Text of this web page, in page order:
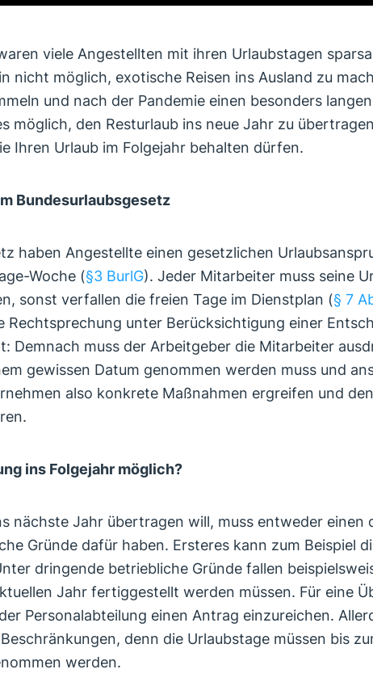
viele Angestellten mit ihren Urlaubstagen
nicht möglich, exotische Reisen ins Ausland zu
und nach der Pandemie einen besonders
möglich, den Resturlaub ins neue Jahr zu
Ihren Urlaub im Folgejahr behalten dürfen.
Bundesurlaubsgesetz
haben Angestellte einen gesetzlichen
Woche (§3 BurlG). Jeder Mitarbeiter muss seine
sonst verfallen die freien Tage im Dienstplan (§ 7
Rechtsprechung unter Berücksichtigung einer
Demnach muss der Arbeitgeber die Mitarbeiter
gewissen Datum genommen werden muss und
also konkrete Maßnahmen ergreifen und
ins Folgejahr möglich?
nächste Jahr übertragen will, muss entweder einen
Gründe dafür haben. Ersteres kann zum Beispiel
dringende betriebliche Gründe fallen
Jahr fertiggestellt werden müssen. Für eine
Personalabteilung einen Antrag einzureichen.
denn die Urlaubstage müssen bis
werden.